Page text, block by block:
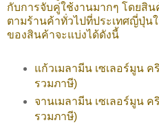
กับการจับคู่ใช้งานมากๆ โดยสิ
ตามร้านค้าทั่วไปที่ประเทศญี่ปุ่น
ของสินค้าจะแบ่งได้ดังนี้
แก้วเมลามีน เซเลอร์มูน ค
รวมภาษี)
จานเมลามีน เซเลอร์มูน ค
รวมภาษี)